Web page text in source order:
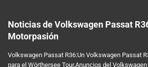
Noticias de Volkswagen Passat
Motorpasión
Volkswagen Passat R36:Un Volkswagen Passat
para el Wörthersee Tour.Anuncios del